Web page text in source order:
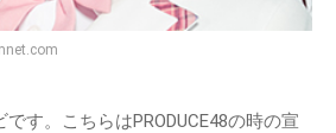
す。こちらはPRODUCE48の時の宣